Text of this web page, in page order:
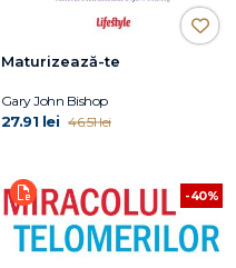
Maturizează-te
Gary John Bishop
27.91 lei 46.51 lei
-40%